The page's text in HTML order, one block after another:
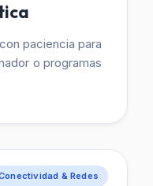
paciencia para
o programas
& Redes